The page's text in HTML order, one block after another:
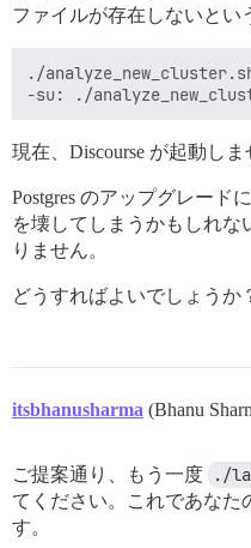
ファイルが存在しないとい
./
現在、Discourse が起動しま
Postgres のアップグレード
を壊してしまうかもしれな
りません。
どうすればよいでしょうか
itsbhanusharma (Bhanu
ご提案通り、もう一度 ./
てください。これであなた
す。